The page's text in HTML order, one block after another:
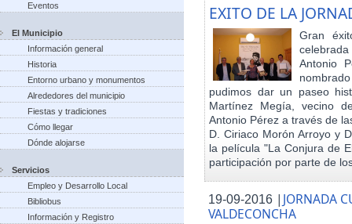
Eventos
El Municipio
Información general
Historia
Entorno urbano y monumentos
Alrededores del municipio
Fiestas y tradiciones
Cómo llegar
Dónde alojarse
Servicios
Empleo y Desarrollo Local
Bibliobus
Información y Registro
EXITO DE LA
Gran
Antonio
pudimos dar un paseo
Martínez Megía, vecino
Antonio Pérez a través de
D. Ciriaco Morón Arroyo y
la película "La Conjura de
participación por parte de
19-09-2016 | JORNADA
VALDECONCHA